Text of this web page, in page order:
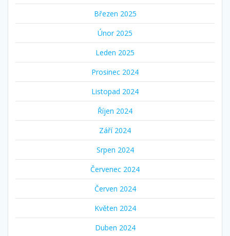
Březen 2025
Únor 2025
Leden 2025
Prosinec 2024
Listopad 2024
Říjen 2024
Září 2024
Srpen 2024
Červenec 2024
Červen 2024
Květen 2024
Duben 2024